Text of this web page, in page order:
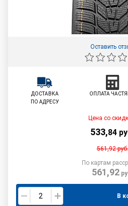
Оставить
ДОСТАВКА
ПО АДРЕСУ
ОПЛАТА
Цена со
533,84
561,92руб.
По картам
561,92
В